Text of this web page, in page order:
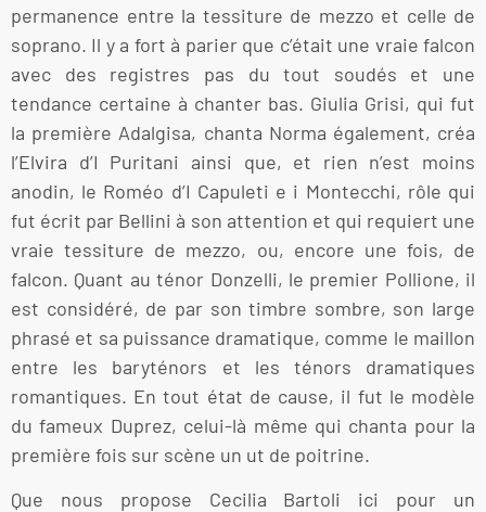
permanence entre la tessiture de mezzo et celle de
soprano. Il y a fort à parier que c’était une vraie falcon
avec des registres pas du tout soudés et une
tendance certaine à chanter bas. Giulia Grisi, qui fut
la première Adalgisa, chanta Norma également, créa
l’Elvira d’I Puritani ainsi que, et rien n’est moins
anodin, le Roméo d’I Capuleti e i Montecchi, rôle qui
fut écrit par Bellini à son attention et qui requiert une
vraie tessiture de mezzo, ou, encore une fois, de
falcon. Quant au ténor Donzelli, le premier Pollione, il
est considéré, de par son timbre sombre, son large
phrasé et sa puissance dramatique, comme le maillon
entre les baryténors et les ténors dramatiques
romantiques. En tout état de cause, il fut le modèle
du fameux Duprez, celui-là même qui chanta pour la
première fois sur scène un ut de poitrine.
Que nous propose Cecilia Bartoli ici pour un